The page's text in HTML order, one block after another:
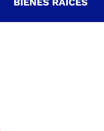
BIENES RAÍCES